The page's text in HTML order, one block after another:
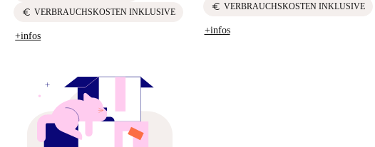
euro VERBRAUCHSKOSTEN INKLUSIVE
+infos
euro VERBRAUCHSKOSTEN INKLUSIVE
+infos